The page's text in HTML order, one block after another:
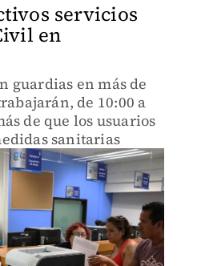
servicios
en
guardias en más de
de 10:00 a
de que los usuarios
sanitarias